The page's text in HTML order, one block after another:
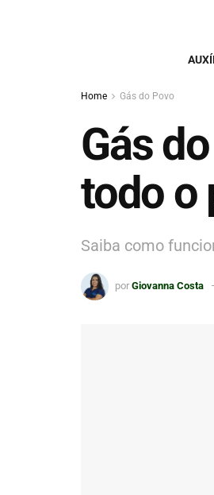
Home Gás do Povo
Gás
todo o
Saiba como
por Giovanna Costa